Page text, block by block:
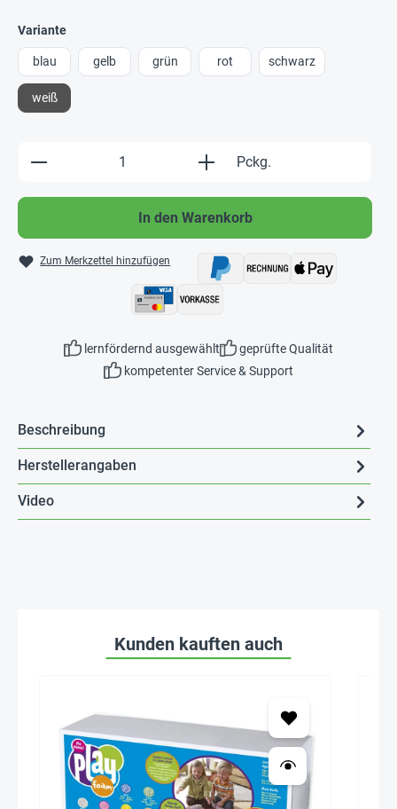
Variante
blau gelb grün rot schwarz
weiß
Produkt Anzahl: Gib den gewünschten
Pckg.
In den Warenkorb
Zum Merkzettel hinzufügen
lernfördernd ausgewählt
geprüfte Qualität
kompetenter Service & Support
Beschreibung
Herstellerangaben
Video
Kunden kauften auch